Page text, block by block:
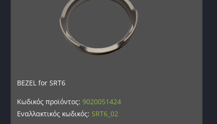
BEZEL for SRT6
Κωδικός προϊόντος:9020051424
Εναλλακτικός κωδικός: SRT6_02